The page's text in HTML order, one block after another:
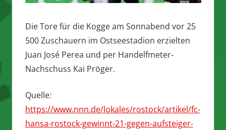
Die Tore für die Kogge am Sonnabend vor 25
500 Zuschauern im Ostseestadion erzielten
Juan José Perea und per Handelfmeter-
Nachschuss Kai Pröger.
Quelle:
https://www.nnn.de/lokales/rostock/artikel/fc-
hansa-rostock-gewinnt-21-gegen-aufsteiger-